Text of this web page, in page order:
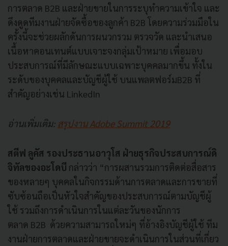
การตลาด B2B และฝ่ายขายในการระบุทำความเข้าใจ และ
ดึงดูดทีมงานฝ่ายจัดซื้อของลูกค้า B2B โดยความร่วมมือใน
ครั้งนี้จะช่วยผลักดันการผนวกรวม ตรวจวัด และนำเสนอ
เนื้อหาคอนเทนต์แบบเจาะจงกลุ่มเป้าหมาย เพื่อมอบ
ประสบการณ์ที่มีลักษณะแบบเฉพาะบุคคลมากขึ้น ทั้งใน
ระดับของบุคคลและบัญชีผู้ใช้ บนแพลตฟอร์มB2B ที่
สำคัญอย่างเช่น LinkedIn
อ่านเพิ่มเติม: สรุปงาน Adobe Summit 2019
สตีฟ ลูคัส รองประธานอาวุโส ฝ่ายธุรกิจประสบการณ์ดิ
จิทัลของอะโดบี กล่าวว่า “การผสานรวมการติดต่อสื่อสาร
ของหลายๆ บุคคลในกิจกรรมด้านการตลาดและการขายที่
ซับซ้อนถือเป็นหัวใจสำคัญของประสบการณ์ตามบัญชีผู้
ใช้ รวมถึงการดำเนินการในแต่ละวันของนักการ
ตลาด B2B ด้วยความสามารถใหม่ๆ ที่อ้างอิงบัญชีผู้ใช้ ทีม
งานฝ่ายการตลาดและฝ่ายขายจะดำเนินการในส่วนที่เกี่ยว